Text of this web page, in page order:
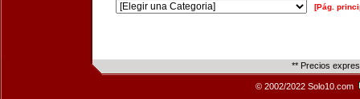
[Pág.
** Precios
© 2002/2022 Solo10.com